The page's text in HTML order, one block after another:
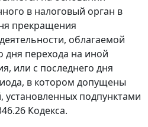
в налоговый орган в
прекращения
облагаемой
дня перехода на иной
или с последнего дня
в котором допущены
подпунктами
Кодекса.